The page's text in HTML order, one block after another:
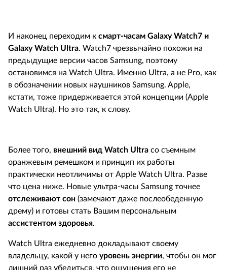
И наконец переходим к смарт-часам GalaxyWatch7 и
GalaxyWatch Ultra. Watch7 чрезвычайно похожи на
предыдущие версии часов Samsung, поэтому
остановимся на Watch Ultra. Именно Ultra, а не Pro, как
в обозначении новых наушников Samsung. Apple,
кстати, тоже придерживается этой концепции (Apple
Watch Ultra). Но это так, к слову.
Более того, внешний вид Watch Ultra со съемным
оранжевым ремешком и принцип их работы
практически неотличимы от Apple Watch Ultra. Разве
что цена ниже. Новые ультра-часы Samsung точнее
отслеживают сон (замечают даже послеобеденную
дрему) и готовы стать Вашим персональным
ассистентом здоровья.
Watch Ultra ежедневно докладывают своему
владельцу, какой у него уровень энергии, чтобы он мог
лишний раз убедиться, что ощущения его не